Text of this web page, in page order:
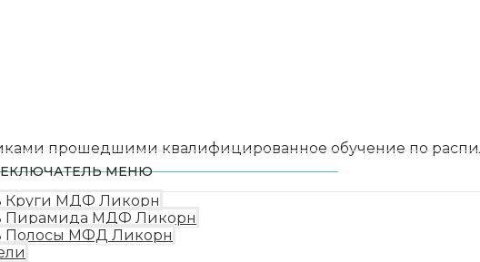
МЕНЮ
Круги МДФ Ликорн
Пирамида МДФ Ликорн
Полосы МФД Ликорн
прошедшими квалифицированное обучение по
монтаж: